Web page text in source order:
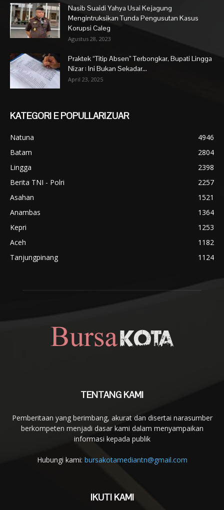
Nasib Suaidi Yahya Usai Kejagung
Mengintruksikan Tunda Pengusutan Kasus
Korupsi Caleg
Agustus 28, 2023
Praktek “Titip Absen” Terbongkar, Bupati Lingga
Nizar : Ini Bukan Sekadar...
April 23, 2025
KATEGORI E POPULLARIZUAR
Natuna
4946
Batam
2804
Lingga
2398
Berita TNI - Polri
2257
Asahan
1521
Anambas
1364
Kepri
1253
Aceh
1182
Tanjungpinang
1124
TENTANG KAMI
Pemberitaan yang berimbang, akurat dan disertai narasumber
berkompeten menjadi dasar kami dalam menyampaikan
informasi kepada publik
Hubungi kami: bursakotamediantn@gmail.com
IKUTI KAMI